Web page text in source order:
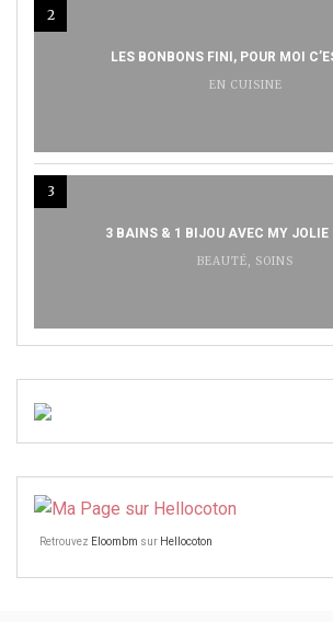
2
LES BONBONS FINI, POUR MOI
EN CUISINE
3
3 BAINS & 1 BIJOU AVEC MY JOLIE
BEAUTÉ, SOINS
Retrouvez Eloombm sur Hellocoton